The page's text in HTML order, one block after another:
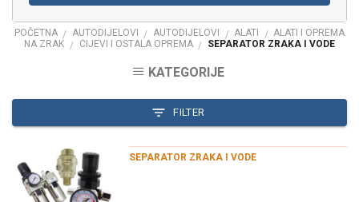
POČETNA / AUTODIJELOVI / AUTODIJELOVI / ALATI / ALATI I OPREMA
NA ZRAK / CIJEVI I OSTALA OPREMA / SEPARATOR ZRAKA I VODE
KATEGORIJE
FILTER
SEPARATOR ZRAKA I VODE